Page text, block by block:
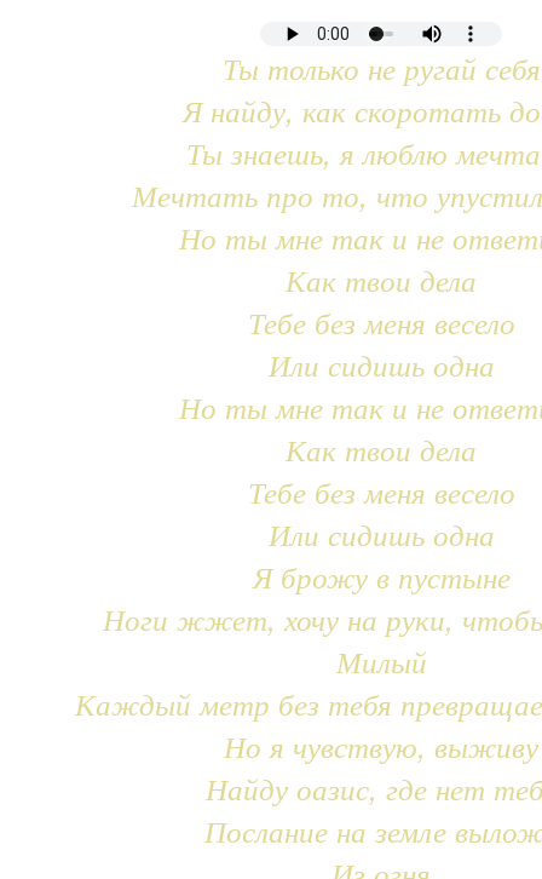
Ты только не ругай себя
Я найду, как скоротать
Ты знаешь, я люблю
Мечтать про то, что
Но ты мне так и не
Как твои дела
Тебе без меня весело
Или сидишь одна
Но ты мне так и не
Как твои дела
Тебе без меня весело
Или сидишь одна
Я брожу в пустыне
Ноги жжет, хочу на руки,
Милый
Каждый метр без тебя
Но я чувствую, выживу
Найду оазис, где нет
Послание на земле